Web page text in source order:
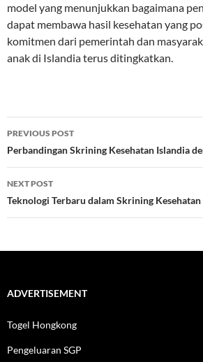
model yang menunjukkan bagaimana
dapat membawa hasil kesehatan yang
komitmen dari pemerintah dan
anak di Islandia terus ditingkatkan.
Post
navigation
PREVIOUS POST
Perbandingan Skrining Kesehatan Islandia
NEXT POST
Teknologi Terbaru dalam Skrining
ADVERTISEMENT
Togel Hongkong
Pengeluaran SGP